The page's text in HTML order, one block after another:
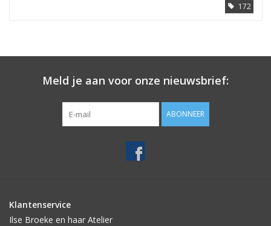
172
Meld je aan voor onze nieuwsbrief:
ABONNEER
Klantenservice
Ilse Broeke en haar Atelier